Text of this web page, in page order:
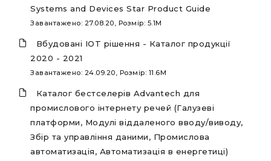
Systems and Devices Star Product Guide
Завантажено: 27.08.20, Розмір: 5.1M
Вбудовані IOT рішення - Каталог продукції
2020 - 2021
Завантажено: 24.09.20, Розмір: 11.6M
Каталог бестселерів Advantech для
промислового інтернету речей (Галузеві
платформи, Модулі віддаленого вводу/виводу,
Збір та управління даними, Промислова
автоматизація, Автоматизація в енергетиці)